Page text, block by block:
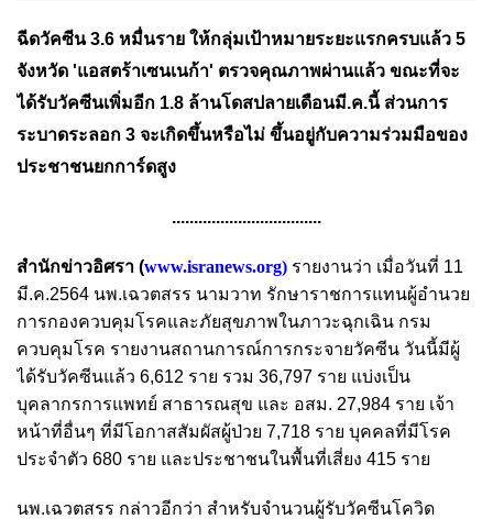
ฉีดวัคซีน 3.6 หมื่นราย ให้กลุ่มเป้าหมายระยะแรกครบแล้ว 5
จังหวัด 'แอสตร้าเซนเนก้า' ตรวจคุณภาพผ่านแล้ว ขณะที่จะ
ได้รับวัคซีนเพิ่มอีก 1.8 ล้านโดสปลายเดือนมี.ค.นี้ ส่วนการ
ระบาดระลอก 3 จะเกิดขึ้นหรือไม่ ขึ้นอยู่กับความร่วมมือของ
ประชาชนยกการ์ดสูง
..................................
สำนักข่าวอิศรา (www.isranews.org) รายงานว่า เมื่อวันที่ 11
มี.ค.2564 นพ.เฉวตสรร นามวาท รักษาราชการแทนผู้อำนวย
การกองควบคุมโรคและภัยสุขภาพในภาวะฉุกเฉิน กรม
ควบคุมโรค รายงานสถานการณ์การกระจายวัคซีน วันนี้มีผู้
ได้รับวัคซีนแล้ว 6,612 ราย รวม 36,797 ราย แบ่งเป็น
บุคลากรการแพทย์ สาธารณสุข และ อสม. 27,984 ราย เจ้า
หน้าที่อื่นๆ ที่มีโอกาสสัมผัสผู้ป่วย 7,718 ราย บุคคลที่มีโรค
ประจำตัว 680 ราย และประชาชนในพื้นที่เสี่ยง 415 ราย
นพ.เฉวตสรร กล่าวอีกว่า สำหรับจำนวนผู้รับวัคซีนโควิด